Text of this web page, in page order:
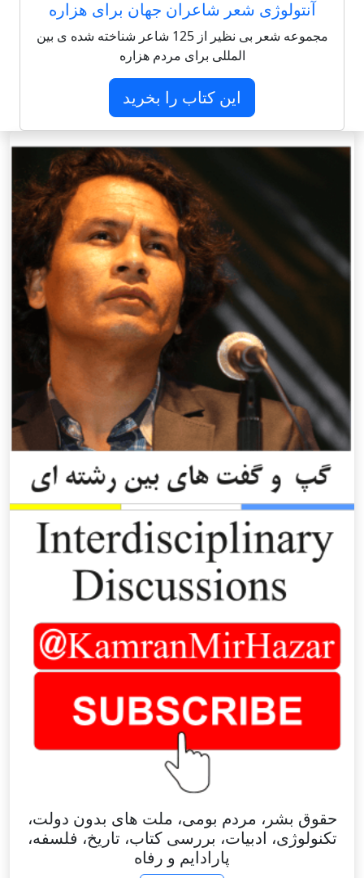
آنتولوژی شعر شاعران جهان برای هزاره
مجموعه شعر بی نظیر از 125 شاعر شناخته شده ی بین
المللی برای مردم هزاره
این کتاب را بخرید
حقوق بشر، مردم بومی، ملت های بدون دولت،
تکنولوژی، ادبیات، بررسی کتاب، تاریخ، فلسفه،
پارادایم و رفاه